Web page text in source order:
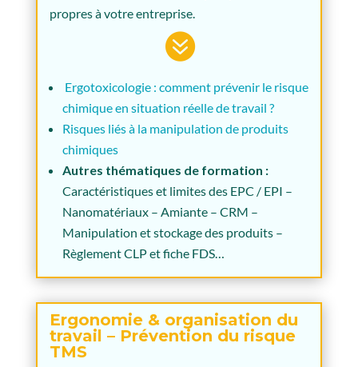
propres à votre entreprise.

Ergotoxicologie : comment prévenir le risque
chimique en situation réelle de travail ?
Risques liés à la manipulation de produits
chimiques
Autres thématiques de formation :
Caractéristiques et limites des EPC / EPI –
Nanomatériaux – Amiante – CRM –
Manipulation et stockage des produits –
Règlement CLP et fiche FDS…
Ergonomie & organisation du
travail – Prévention du risque
TMS